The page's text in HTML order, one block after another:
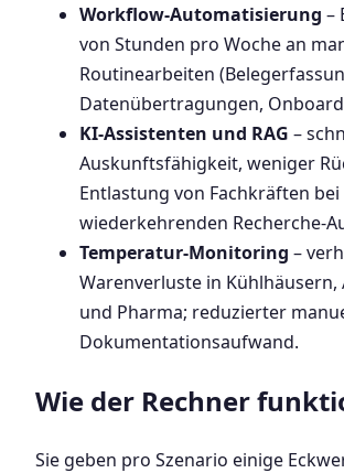
Workflow-Automatisierung –
von Stunden pro Woche an
Routinearbeiten
Datenübertragungen,
KI-Assistenten und RAG –
Auskunftsfähigkeit, weniger
Entlastung von Fachkräften bei
wiederkehrenden Recherche-
Temperatur-Monitoring –
Warenverluste in Kühlhäusern,
und Pharma; reduzierter
Dokumentationsaufwand.
Wie der Rechner
Sie geben pro Szenario einige